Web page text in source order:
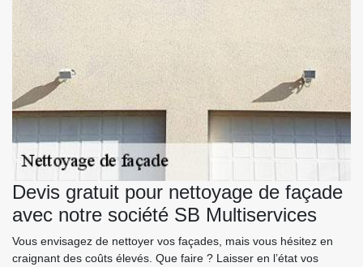
Devis gratuit pour nettoyage de façade
avec notre société SB Multiservices
Vous envisagez de nettoyer vos façades, mais vous hésitez en
craignant des coûts élevés. Que faire ? Laisser en l’état vos